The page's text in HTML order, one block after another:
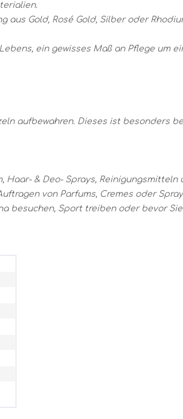
aus Gold, Rosé Gold, Silber oder
ein gewisses Maß an Pflege um
aufbewahren. Dieses ist besonders
& Deo- Sprays, Reinigungsmitteln
von Parfums, Cremes oder
besuchen, Sport treiben oder bevor